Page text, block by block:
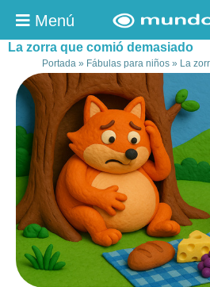
Menú
La zorra que comió demasiado
Portada» Fábulas para niños» La